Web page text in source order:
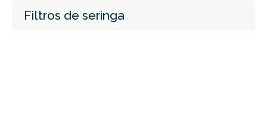
Filtros de seringa